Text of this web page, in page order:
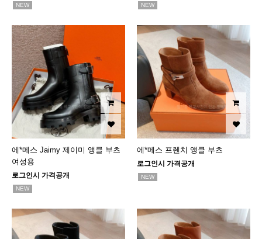
NEW NEW
에*메스 Jaimy 제이미 앵클 부츠
여성용
로그인시 가격공개
NEW
에*메스 프렌치 앵클 부츠
로그인시 가격공개
NEW